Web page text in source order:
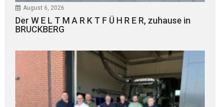
August 6, 2026
Der W E L T M A R K T F Ü H R E R, zuhause in
BRUCKBERG